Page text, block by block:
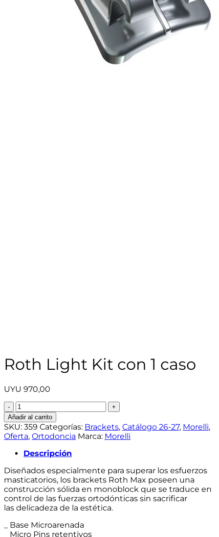
Roth Light Kit con 1 caso
UYU 970,00
Roth
Light
Kit
con
1
caso
Añadir al carrito
SKU: 359 Categorías: Brackets, Catálogo 26-27, Morelli,
Oferta, Ortodoncia Marca: Morelli
Descripción
Diseñados especialmente para superar los esfuerzos
masticatorios, los brackets Roth Max poseen una
construcción sólida en monoblock que se traduce en
control de las fuerzas ortodónticas sin sacrificar
las delicadeza de la estética.
_ Base Microarenada
_ Micro Pins retentivos